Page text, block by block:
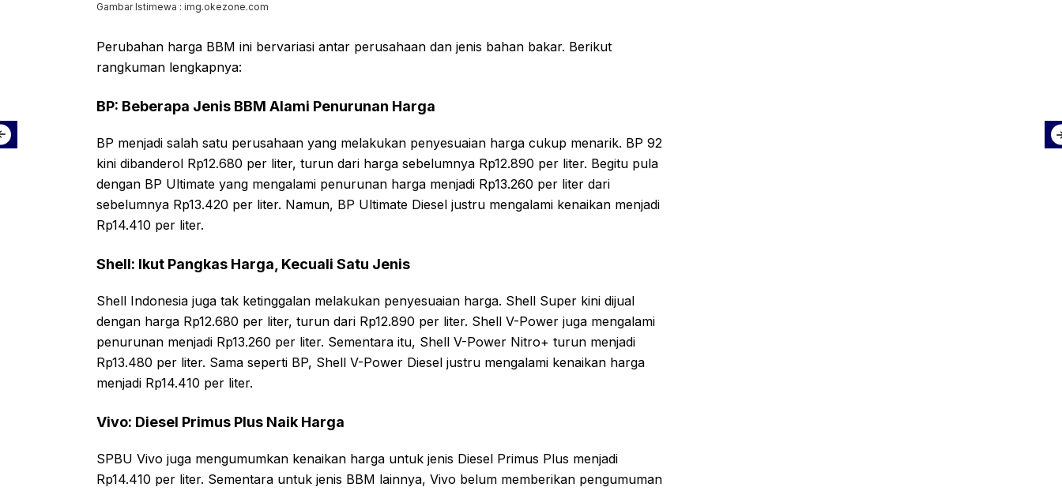
Gambar Istimewa : img.okezone.com
Perubahan harga BBM ini bervariasi antar perusahaan dan jenis bahan bakar. Berikut
rangkuman lengkapnya:
BP: Beberapa Jenis BBM Alami Penurunan Harga
BP menjadi salah satu perusahaan yang melakukan penyesuaian harga cukup menarik. BP 92
kini dibanderol Rp12.680 per liter, turun dari harga sebelumnya Rp12.890 per liter. Begitu pula
dengan BP Ultimate yang mengalami penurunan harga menjadi Rp13.260 per liter dari
sebelumnya Rp13.420 per liter. Namun, BP Ultimate Diesel justru mengalami kenaikan menjadi
Rp14.410 per liter.
Shell: Ikut Pangkas Harga, Kecuali Satu Jenis
Shell Indonesia juga tak ketinggalan melakukan penyesuaian harga. Shell Super kini dijual
dengan harga Rp12.680 per liter, turun dari Rp12.890 per liter. Shell V-Power juga mengalami
penurunan menjadi Rp13.260 per liter. Sementara itu, Shell V-Power Nitro+ turun menjadi
Rp13.480 per liter. Sama seperti BP, Shell V-Power Diesel justru mengalami kenaikan harga
menjadi Rp14.410 per liter.
Vivo: Diesel Primus Plus Naik Harga
SPBU Vivo juga mengumumkan kenaikan harga untuk jenis Diesel Primus Plus menjadi
Rp14.410 per liter. Sementara untuk jenis BBM lainnya, Vivo belum memberikan pengumuman